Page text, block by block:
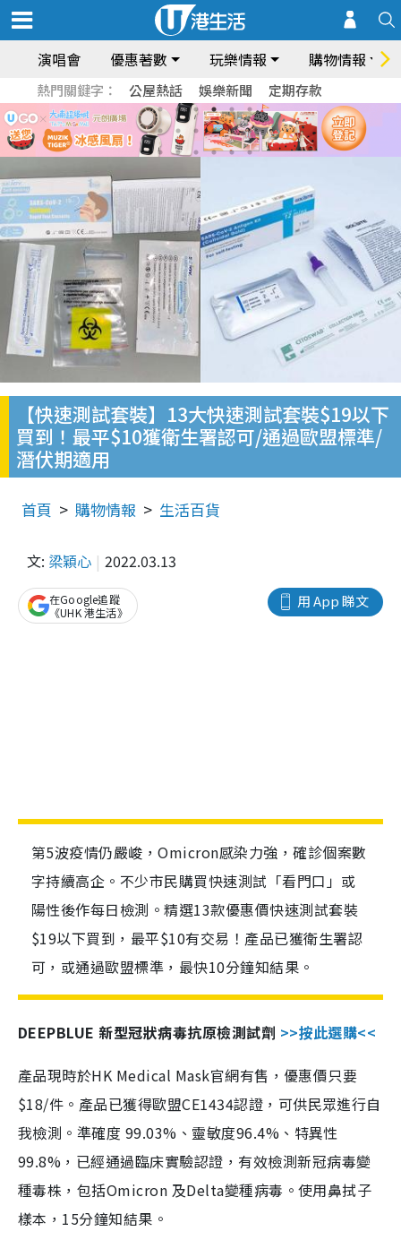
演唱會 優惠著數 玩樂情報 購物情報
熱門關鍵字： 公屋熱話 娛樂新聞 定期存款
【快速測試套裝】13大快速測試套裝$19以下
買到！最平$10獲衛生署認可/通過歐盟標準/
潛伏期適用
首頁 購物情報 生活百貨
文: 梁穎心 2022.03.13
用 App 睇文
在Google追蹤
《UHK 港生活》
第5波疫情仍嚴峻，Omicron感染力強，確診個案數
字持續高企。不少市民購買快速測試「看門口」或
陽性後作每日檢測。精選13款優惠價快速測試套裝
$19以下買到，最平$10有交易！產品已獲衛生署認
可，或通過歐盟標準，最快10分鐘知結果。
DEEPBLUE 新型冠狀病毒抗原檢測試劑 >>按此選購<<
產品現時於HK Medical Mask官網有售，優惠價只要
$18/件。產品已獲得歐盟CE1434認證，可供民眾進行自
我檢測。準確度 99.03%、靈敏度96.4%、特異性
99.8%，已經通過臨床實驗認證，有效檢測新冠病毒變
種毒株，包括Omicron 及Delta變種病毒。使用鼻拭子
樣本，15分鐘知結果。